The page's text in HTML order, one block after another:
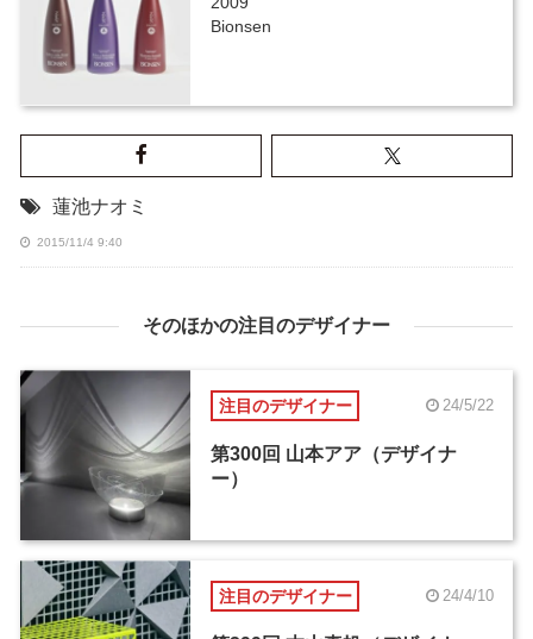
Bionsen
蓮池ナオミ
2015/11/4 9:40
そのほかの注目のデザイナー
注目のデザイナー 24/5/22
第300回 山本アア（デザイナ
ー）
注目のデザイナー 24/4/10